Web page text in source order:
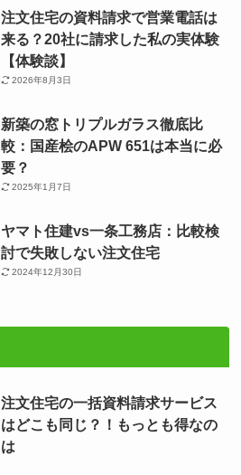
注文住宅の資料請求で営業電話は
来る？20社に請求した私の実体験
【体験談】
2026年8月3日
新築の窓トリプルガラス徹底比
較：国産桧のAPW 651は本当に必
要？
2025年1月7日
ヤマト住建vs一条工務店：比較検
討で失敗しない注文住宅
2024年12月30日
注文住宅の一括資料請求サービス
はどこも同じ？！もっとも得なの
は